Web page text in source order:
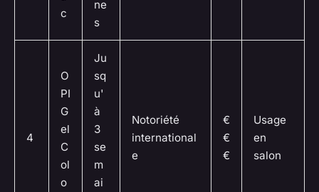
c
ne
s
4
O
PI
G
el
C
ol
o
Ju
sq
u'
à
3
se
m
ai
Notoriété
international
e
€
€
€
Usage
en
salon